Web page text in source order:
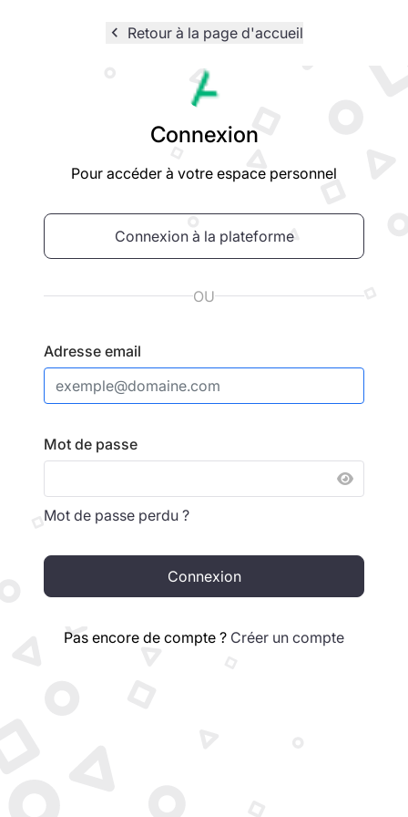
navigate_before Retour à la page d'accueil
Logo
Connexion
Pour accéder à votre espace personnel
Connexion à la plateforme
OU
Adresse email
Mot de passe
Mot de passe perdu ?
Connexion
Pas encore de compte ? Créer un compte